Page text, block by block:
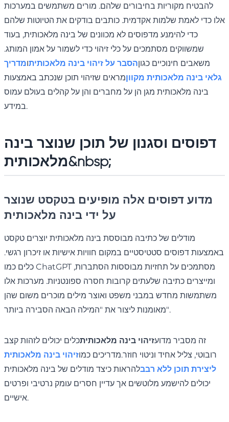
להבטיח מקוריות בחיבורים שלהם. מורים משתמשים במערכות
אלו כדי לאמת שלמות אקדמית. כותבים בודקים את הטיוטות שלהם
כדי להימנע מדפוסים לא מכוונים של בינה מלאכותית, בעוד
שמשווקים מסתמכים על כלי זיהוי כדי לשמור על אמון המותג.
משאבים חינוכיים כגוןהסבר על זיהוי בינה מלאכותיתומדריך
גלאי בינה מלאכותית מקווןמראים שזיהוי תוכן שנכתב באמצעות
בינה מלאכותית מגן הן על מחברים והן על קהלים בעולם עמוס
במידע.
דפוסים וסגנון של תוכן שנוצר בינה
מלאכותית&nbsp;
מדוע דפוסים אלה מופיעים בטקסט שנוצר
על ידי בינה מלאכותית
מודלים של כתיבה מבוססת בינה מלאכותית יוצרים טקסט
באמצעות דפוסים סטטיסטיים במקום חוויות אישיות או זיכרון רגשי.
כלים כמו ChatGPT מסתמכים על תחזיות מבוססות הסתברות,
ומייצרים כתיבה שלעתים קרובות חסרה ספונטניות. מערכות אלו
משתמשות מחדש במבני משפט ואוצר מילים מוכרים משום שהן
מאומנות ליצור את "המילה הבאה הסבירה ביותר".
זה מסביר מדועזיהוי בינה מלאכותיתכלים יכולים לזהות קצב
רובוטי, צליל אחיד וניטוי חוזר.מדריכים כמוזיהוי בינה מלאכותית
ליצירת תוכן ללא רבבלהראות כיצד מודלים של בינה מלאכותית
יכולים להישמע מלוטשים אך עדיין חסרים עומק נרטיבי ופרטים
אישיים.